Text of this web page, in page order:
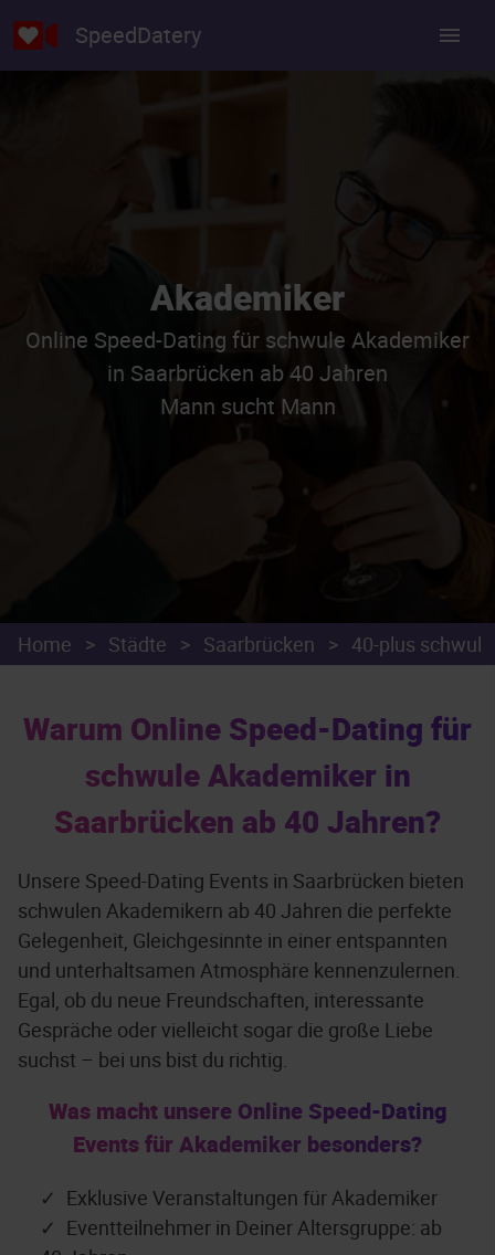
SpeedDatery
Akademiker
Online Speed-Dating für schwule Akademiker
in Saarbrücken ab 40 Jahren
Mann sucht Mann
Home > Städte > Saarbrücken > 40-plus schwul
Warum Online Speed-Dating für
schwule Akademiker in
Saarbrücken ab 40 Jahren?
Unsere Speed-Dating Events in Saarbrücken bieten
schwulen Akademikern ab 40 Jahren die perfekte
Gelegenheit, Gleichgesinnte in einer entspannten
und unterhaltsamen Atmosphäre kennenzulernen.
Egal, ob du neue Freundschaften, interessante
Gespräche oder vielleicht sogar die große Liebe
suchst – bei uns bist du richtig.
Was macht unsere Online Speed-Dating
Events für Akademiker besonders?
Exklusive Veranstaltungen für Akademiker
Eventteilnehmer in Deiner Altersgruppe: ab